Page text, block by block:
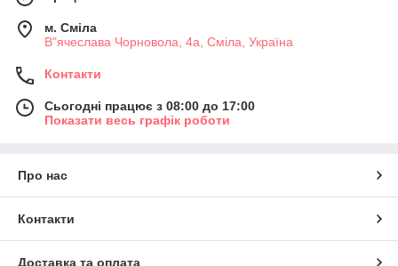
м. Сміла
В"ячеслава Чорновола, 4а, Сміла, Україна
Контакти
Сьогодні працює з 08:00 до 17:00
Показати весь графік роботи
Про нас
Контакти
Доставка та оплата